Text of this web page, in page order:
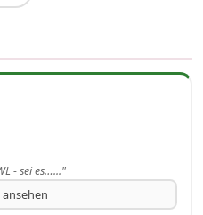
- sei es…..."